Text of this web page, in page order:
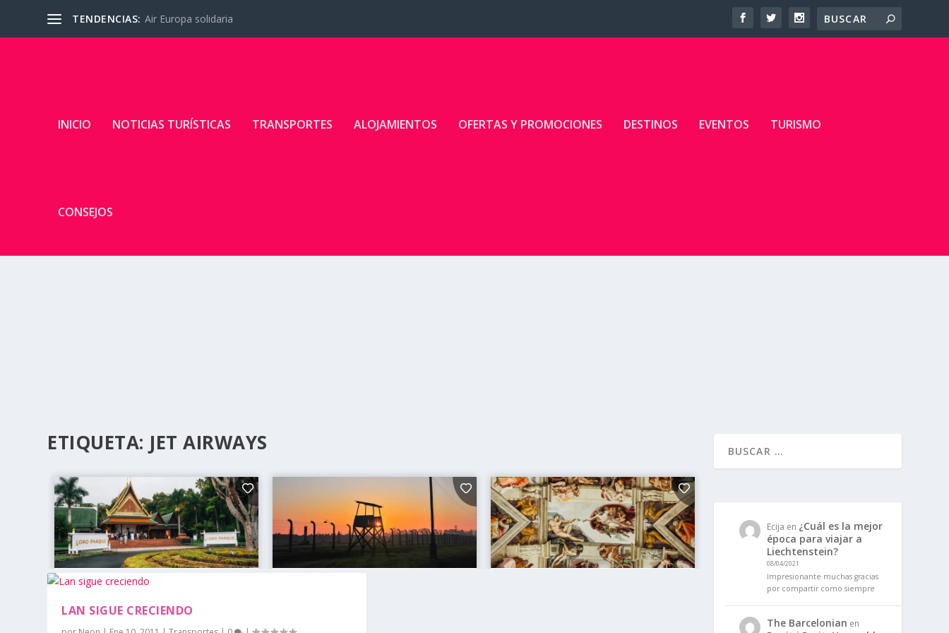
TENDENCIAS: Air Europa solidaria
INICIO NOTICIAS TURÍSTICAS TRANSPORTES ALOJAMIENTOS OFERTAS Y PROMOCIONES DESTINOS EVENTOS TURISMO
CONSEJOS
ETIQUETA: JET AIRWAYS
LAN SIGUE CRECIENDO
Ecija en ¿Cuál es la mejor
época para viajar a
Liechtenstein?
08/04/2021
Impresionante muchas gracias
por compartir como siempre
The Barcelonian en